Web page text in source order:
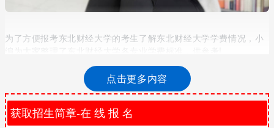
为了方便报考东北财经大学的考生了解东北财经大学学费情况，小
东北财经大学各专业收费标准
学费收费标准：
（一）汉语言文学专业3700元/人·年；
点击更多内容